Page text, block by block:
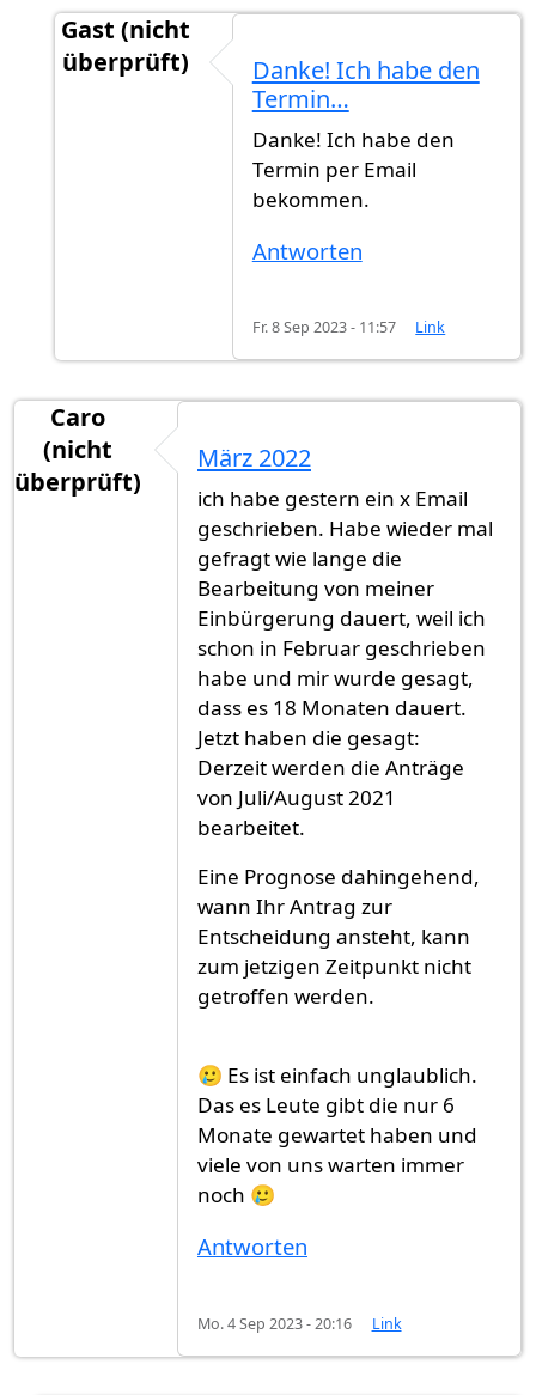
Gast (nicht
überprüft)
Herzlichen Glückwunsch. Darf…
Danke! Ich habe den
Termin…
Danke! Ich habe den
Termin per Email
bekommen.
Antworten
Fr. 8 Sep 2023 - 11:57 Link
Caro
(nicht
überprüft)
März 2022
ich habe gestern ein x Email
geschrieben. Habe wieder mal
gefragt wie lange die
Bearbeitung von meiner
Einbürgerung dauert, weil ich
schon in Februar geschrieben
habe und mir wurde gesagt,
dass es 18 Monaten dauert.
Jetzt haben die gesagt:
Derzeit werden die Anträge
von Juli/August 2021
bearbeitet.
Eine Prognose dahingehend,
wann Ihr Antrag zur
Entscheidung ansteht, kann
zum jetzigen Zeitpunkt nicht
getroffen werden.
🥲 Es ist einfach unglaublich.
Das es Leute gibt die nur 6
Monate gewartet haben und
viele von uns warten immer
noch 🥲
Antworten
Mo. 4 Sep 2023 - 20:16 Link